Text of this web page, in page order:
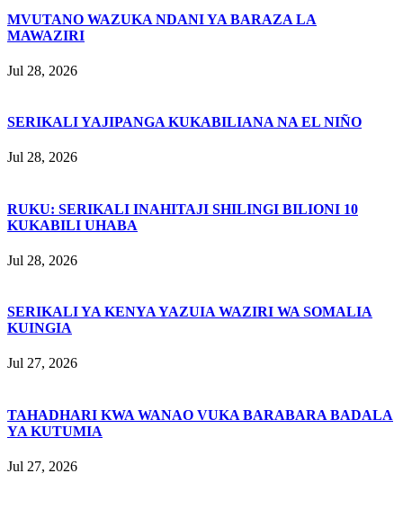
MVUTANO WAZUKA NDANI YA BARAZA LA
MAWAZIRI
Jul 28, 2026
SERIKALI YAJIPANGA KUKABILIANA NA EL NIÑO
Jul 28, 2026
RUKU: SERIKALI INAHITAJI SHILINGI BILIONI 10
KUKABILI UHABA
Jul 28, 2026
SERIKALI YA KENYA YAZUIA WAZIRI WA SOMALIA
KUINGIA
Jul 27, 2026
TAHADHARI KWA WANAO VUKA BARABARA BADALA
YA KUTUMIA
Jul 27, 2026